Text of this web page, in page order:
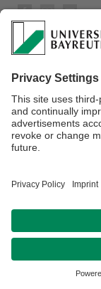
Datenschutz /